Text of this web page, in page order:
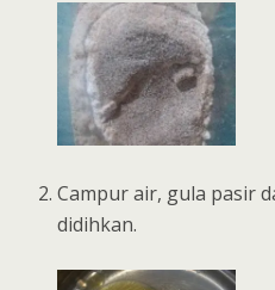
Campur air, gula pasir
didihkan.